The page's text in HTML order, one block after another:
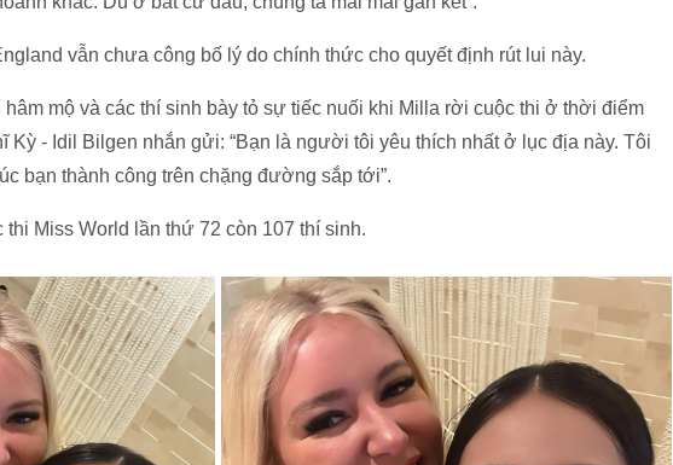
vẫn chưa công bố lý do chính thức cho quyết định rút lui này.
mộ và các thí sinh bày tỏ sự tiếc nuối khi Milla rời cuộc thi ở thời điểm
Kỳ - Idil Bilgen nhắn gửi: “Bạn là người tôi yêu thích nhất ở lục địa này. Tôi
bạn thành công trên chặng đường sắp tới”.
Miss World lần thứ 72 còn 107 thí sinh.